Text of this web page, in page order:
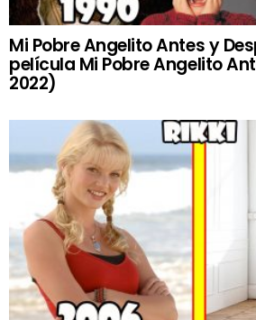
Mi Pobre Angelito Antes y
película Mi Pobre Angelito
2022)